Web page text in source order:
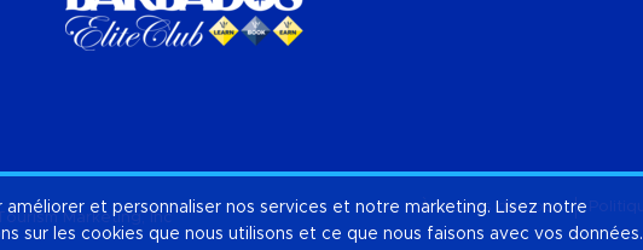
Marketing, Inc
À propos de nous
et personnaliser nos services et notre marketing. Lisez notre
sur les cookies que nous utilisons et ce que nous faisons avec vos données.